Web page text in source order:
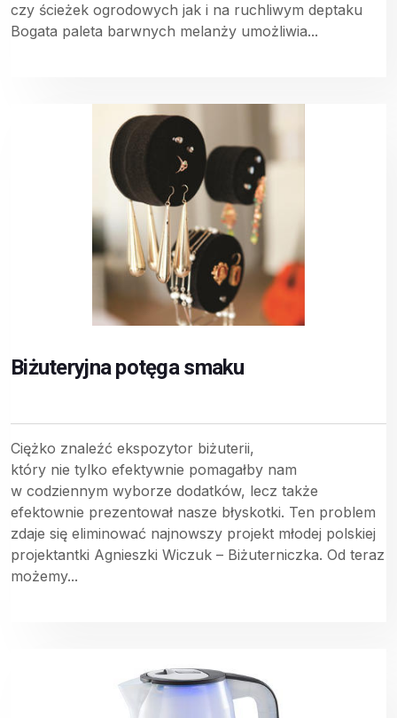
czy ścieżek ogrodowych jak i na ruchliwym deptaku
Bogata paleta barwnych melanży umożliwia...
Biżuteryjna potęga smaku
Ciężko znaleźć ekspozytor biżuterii,
który nie tylko efektywnie pomagałby nam
w codziennym wyborze dodatków, lecz także
efektownie prezentował nasze błyskotki. Ten problem
zdaje się eliminować najnowszy projekt młodej polskiej
projektantki Agnieszki Wiczuk – Biżuterniczka. Od teraz
możemy...